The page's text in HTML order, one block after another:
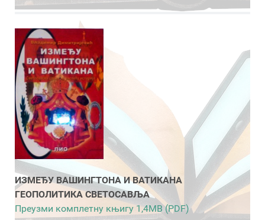
ИЗМЕЂУ ВАШИНГТОНА И ВАТИКАНА
ГЕОПОЛИТИКА СВЕТОСАВЉА
Преузми комплетну књигу 1,4MB (PDF)